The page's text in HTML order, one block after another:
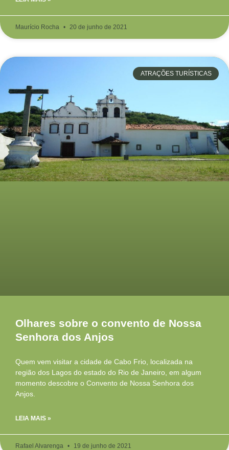
Maurício Rocha 20 de junho de 2021
ATRAÇÕES TURÍSTICAS
Olhares sobre o convento de Nossa
Senhora dos Anjos
Quem vem visitar a cidade de Cabo Frio, localizada na
região dos Lagos do estado do Rio de Janeiro, em algum
momento descobre o Convento de Nossa Senhora dos
Anjos.
LEIA MAIS »
Rafael Alvarenga 19 de junho de 2021